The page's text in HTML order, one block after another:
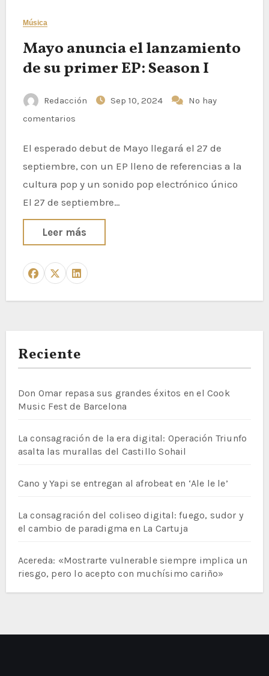
Música
Mayo anuncia el lanzamiento
de su primer EP: Season I
Redacción Sep 10, 2024
No hay
comentarios
El esperado debut de Mayo llegará el 27 de
septiembre, con un EP lleno de referencias a la
cultura pop y un sonido pop electrónico único
El 27 de septiembre…
Leer más
Reciente
Don Omar repasa sus grandes éxitos en el Cook
Music Fest de Barcelona
La consagración de la era digital: Operación Triunfo
asalta las murallas del Castillo Sohail
Cano y Yapi se entregan al afrobeat en ‘Ale le le’
La consagración del coliseo digital: fuego, sudor y
el cambio de paradigma en La Cartuja
Acereda: «Mostrarte vulnerable siempre implica un
riesgo, pero lo acepto con muchísimo cariño»